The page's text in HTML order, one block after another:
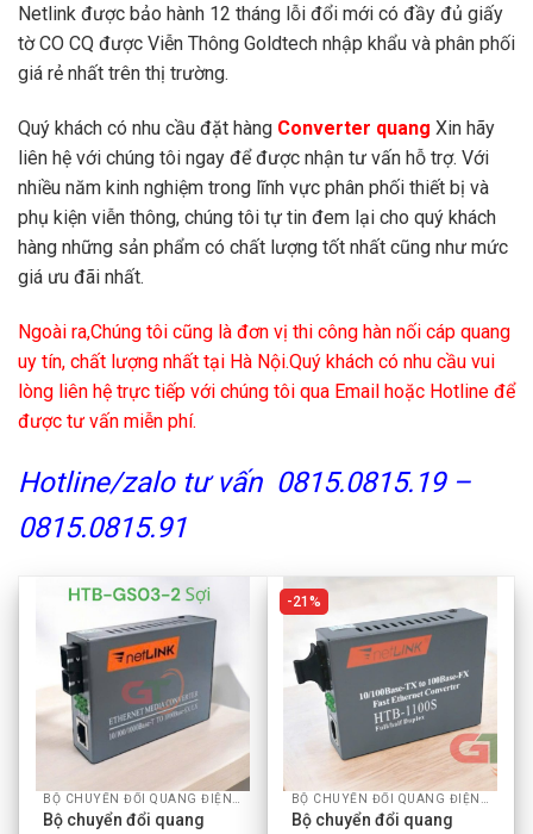
Netlink được bảo hành 12 tháng lỗi đổi mới có đầy đủ giấy
tờ CO CQ được Viễn Thông Goldtech nhập khẩu và phân phối
giá rẻ nhất trên thị trường.
Quý khách có nhu cầu đặt hàng Converter quang Xin hãy
liên hệ với chúng tôi ngay để được nhận tư vấn hỗ trợ. Với
nhiều năm kinh nghiệm trong lĩnh vực phân phối thiết bị và
phụ kiện viễn thông, chúng tôi tự tin đem lại cho quý khách
hàng những sản phẩm có chất lượng tốt nhất cũng như mức
giá ưu đãi nhất.
Ngoài ra,Chúng tôi cũng là đơn vị thi công hàn nối cáp quang
uy tín, chất lượng nhất tại Hà Nội.Quý khách có nhu cầu vui
lòng liên hệ trực tiếp với chúng tôi qua Email hoặc Hotline để
được tư vấn miễn phí.
Hotline/zalo tư vấn 0815.0815.19 –
0815.0815.91
Bộ chuyển đổi quang
21%
Bộ chuyển đổi quang